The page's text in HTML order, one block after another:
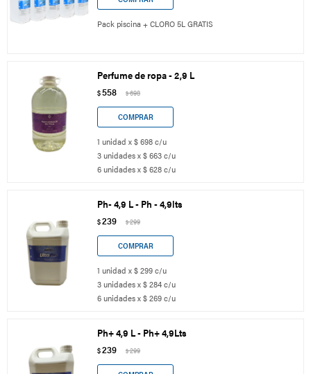
Pack piscina + CLORO 5L GRATIS
Perfume de ropa - 2,9 L
$558 $698
1 unidad x $ 698 c/u
3 unidades x $ 663 c/u
6 unidades x $ 628 c/u
Ph- 4,9 L - Ph - 4,9lts
$239 $299
1 unidad x $ 299 c/u
3 unidades x $ 284 c/u
6 unidades x $ 269 c/u
Ph+ 4,9 L - Ph+ 4,9Lts
$239 $299